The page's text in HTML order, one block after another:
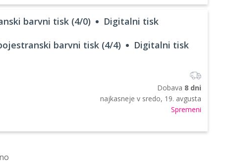
barvni tisk (4/0) Digitalni tisk
barvni tisk (4/4) Digitalni tisk
Dobava 8 dni
najkasneje v sredo, 19. avgusta
Spremeni